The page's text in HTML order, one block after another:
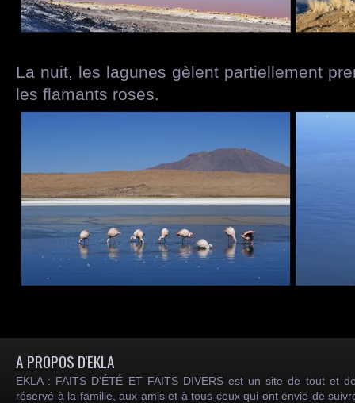
La nuit, les lagunes gèlent partiellement
les flamants roses.
A PROPOS D'EKLA
EKLA : FAITS D’ÉTÉ ET FAITS DIVERS est un site de tout et
réservé à la famille, aux amis et à tous ceux qui ont envie de